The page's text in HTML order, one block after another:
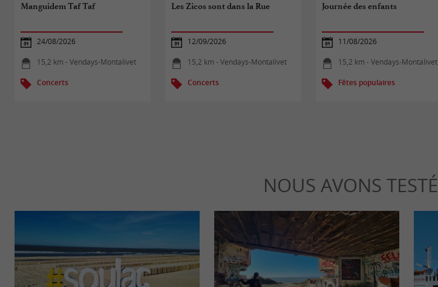
Manguidem Taf Taf
24/08/2026
15,2 km - Vendays-Montalivet
Concerts
Les Zicos sont dans la Rue
12/09/2026
15,2 km - Vendays-Montalivet
Concerts
Journée des enfants
11/08/2026
15,2 km - Vendays-Montalivet
Fêtes populaires
NOUS AVONS TESTÉ